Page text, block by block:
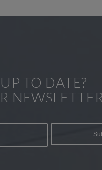
TO DATE?